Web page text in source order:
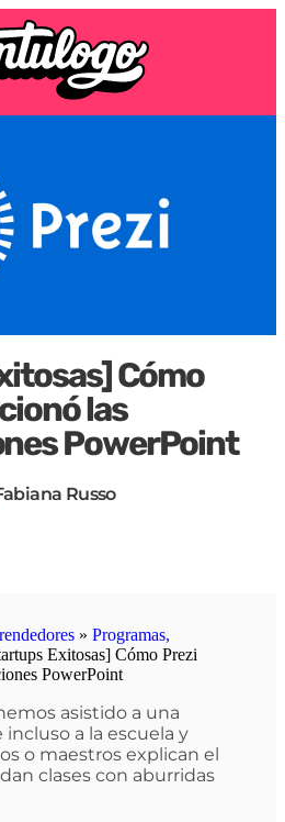
Cómo
las
PowerPoint
Russo
» Programas,
Exitosas] Cómo Prezi
PowerPoint
asistido a una
a la escuela y
o maestros explican el
clases con aburridas